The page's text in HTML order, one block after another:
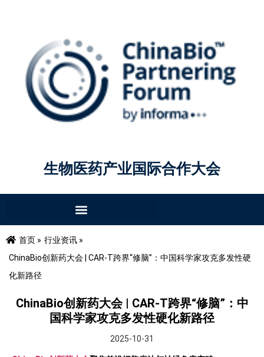
生物医药产业国际合作大会
首页 » 行业资讯 »
ChinaBio创新药大会 | CAR-T跨界“修脑”：中国科学家攻克多发性硬
化新路径
ChinaBio创新药大会 | CAR-T跨界“修脑”：中
国科学家攻克多发性硬化新路径
2025-10-31